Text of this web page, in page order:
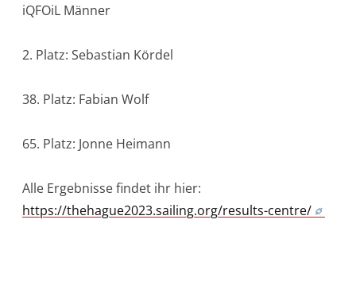
iQFOiL Männer
2. Platz: Sebastian Kördel
38. Platz: Fabian Wolf
65. Platz: Jonne Heimann
Alle Ergebnisse findet ihr hier:
https://thehague2023.sailing.org/results-centre/